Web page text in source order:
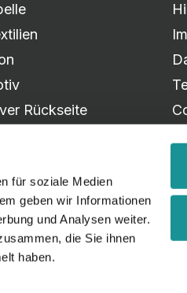
für soziale Medien
geben wir Informationen
und Analysen weiter.
die Sie ihnen
haben.
Rückseite